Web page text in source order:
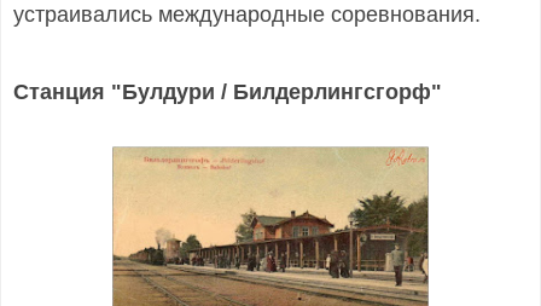
устраивались международные соревнования.
Станция "Булдури / Билдерлингсгорф"